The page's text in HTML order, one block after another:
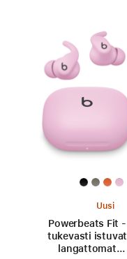
Uusi
Powerbeats Fit -
tukevasti istuvat
langattomat